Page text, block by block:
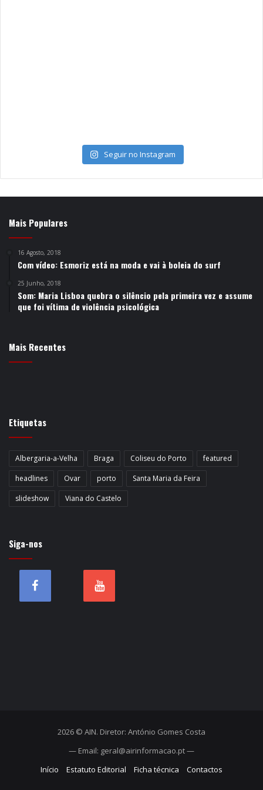
Seguir no Instagram
Mais Populares
16 Agosto, 2018
Com vídeo: Esmoriz está na moda e vai à boleia do surf
25 Junho, 2018
Som: Maria Lisboa quebra o silêncio pela primeira vez e assume
que foi vítima de violência psicológica
Mais Recentes
Etiquetas
Albergaria-a-Velha Braga Coliseu do Porto
featured
headlines
Ovar porto
Santa Maria da Feira
slideshow
Viana do Castelo
Siga-nos
2026 © AIN. Diretor: António Gomes Costa
— Email: geral@airinformacao.pt —
Início
Estatuto Editorial Ficha técnica Contactos